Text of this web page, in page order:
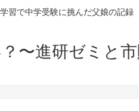
習で中学受験に挑んだ父娘の記録
〜進研ゼミと